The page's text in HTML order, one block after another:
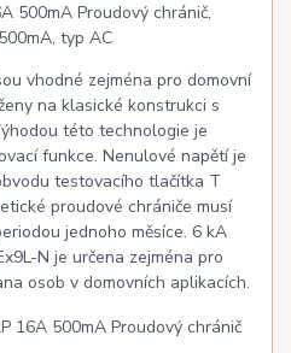
500mA Proudový chránič,
typ AC
vhodné zejména pro domovní
na klasické konstrukci s
této technologie je
funkce. Nenulové napětí je
testovacího tlačítka T
proudové chrániče musí
jednoho měsíce. 6 kA
N je určena zejména pro
osob v domovních aplikacích.